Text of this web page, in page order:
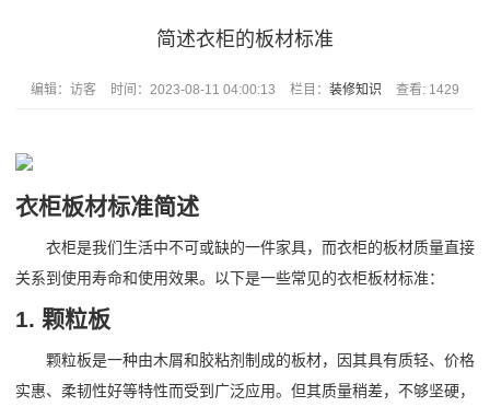
简述衣柜的板材标准
编辑：访客 时间：2023-08-11 04:00:13 栏目： 装修知识 查看: 1429
衣柜板材标准简述
衣柜是我们生活中不可或缺的一件家具，而衣柜的板材质量直接
关系到使用寿命和使用效果。以下是一些常见的衣柜板材标准：
1. 颗粒板
颗粒板是一种由木屑和胶粘剂制成的板材，因其具有质轻、价格
实惠、柔韧性好等特性而受到广泛应用。但其质量稍差，不够坚硬，